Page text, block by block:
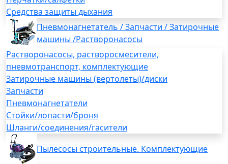
Средства защиты дыхания
Пневмонагнетатель / Запчасти / Затирочные
машины /Растворонасосы
Растворонасосы, растворосмесители,
пневмотранспорт, комплектующие
Затирочные машины (вертолеты)/диски
Запчасти
Пневмонагнетатели
Стойки/лопасти/броня
Шланги/соединения/гасители
Пылесосы строительные. Комплектующие